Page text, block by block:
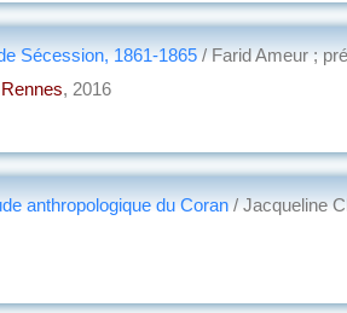
Sécession, 1861-1865/ Farid Ameur ;
, 2016
anthropologique du Coran/ Jacqueline